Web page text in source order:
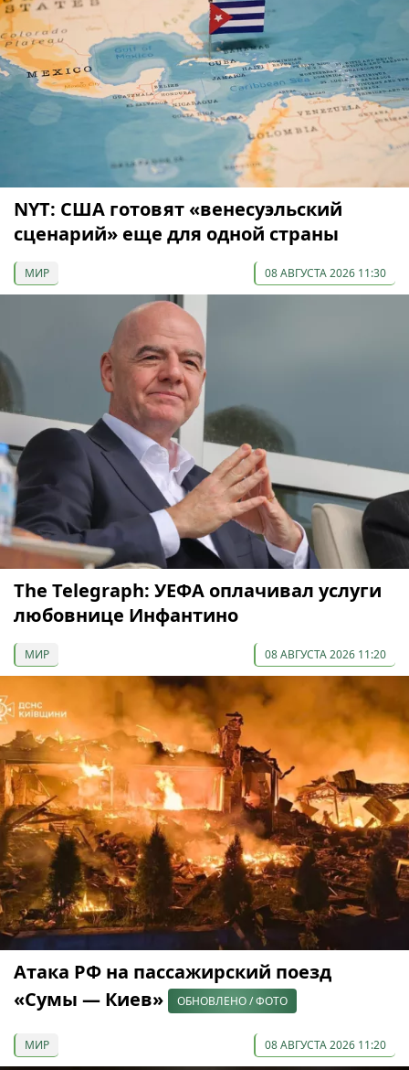
NYT: США готовят «венесуэльский
сценарий» еще для одной страны
МИР 08 АВГУСТА 2026 11:30
The Telegraph: УЕФА оплачивал услуги
любовнице Инфантино
МИР 08 АВГУСТА 2026 11:20
Атака РФ на пассажирский поезд
«Сумы — Киев»
ОБНОВЛЕНО / ФОТО
МИР 08 АВГУСТА 2026 11:20